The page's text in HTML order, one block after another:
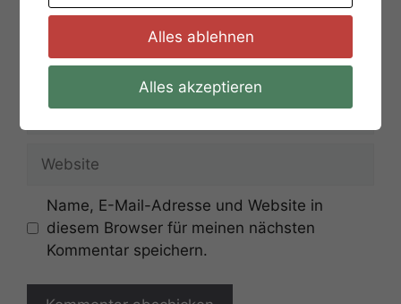
Name, E-Mail-Adresse und Website in
diesem Browser für meinen nächsten
Kommentar speichern.
Alles ablehnen
Alles akzeptieren